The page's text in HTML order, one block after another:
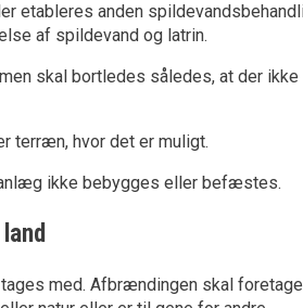
etableres anden
af spildevand og latrin.
skal bortledes således, at der
terræn, hvor det er muligt.
ikke bebygges eller befæstes.
med. Afbrændingen skal